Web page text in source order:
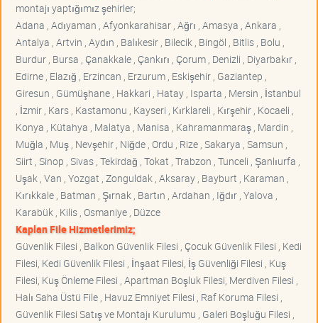
montajı yaptığımız şehirler;
Adana , Adıyaman , Afyonkarahisar , Ağrı , Amasya , Ankara ,
Antalya , Artvin , Aydın , Balıkesir , Bilecik , Bingöl , Bitlis , Bolu ,
Burdur , Bursa , Çanakkale , Çankırı , Çorum , Denizli , Diyarbakır ,
Edirne , Elazığ , Erzincan , Erzurum , Eskişehir , Gaziantep ,
Giresun , Gümüşhane , Hakkari , Hatay , Isparta , Mersin , İstanbul
, İzmir , Kars , Kastamonu , Kayseri , Kırklareli , Kırşehir , Kocaeli ,
Konya , Kütahya , Malatya , Manisa , Kahramanmaraş , Mardin ,
Muğla , Muş , Nevşehir , Niğde , Ordu , Rize , Sakarya , Samsun ,
Siirt , Sinop , Sivas , Tekirdağ , Tokat , Trabzon , Tunceli , Şanlıurfa ,
Uşak , Van , Yozgat , Zonguldak , Aksaray , Bayburt , Karaman ,
Kırıkkale , Batman , Şırnak , Bartın , Ardahan , Iğdır , Yalova ,
Karabük , Kilis , Osmaniye , Düzce
Kaplan File Hizmetlerimiz;
Güvenlik Filesi , Balkon Güvenlik Filesi , Çocuk Güvenlik Filesi , Kedi
Filesi, Kedi Güvenlik Filesi , İnşaat Filesi, İş Güvenliği Filesi , Kuş
Filesi, Kuş Önleme Filesi , Apartman Boşluk Filesi, Merdiven Filesi ,
Halı Saha Üstü File , Havuz Emniyet Filesi , Raf Koruma Filesi ,
Güvenlik Filesi Satış ve Montajı Kurulumu , Galeri Boşluğu Filesi ,